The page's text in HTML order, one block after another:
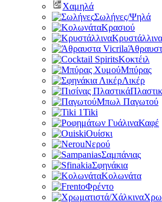
Χαμηλά
Σωλήνες/Ψηλά
Κρασιού
Κρυστάλλινα
Κοκτέιλ
Μπύρας
Λικέρ
Μπωλ Παγωτού
Tiki
Καφέ
Ουίσκι
Νερού
Σαμπάνιας
Σφηνάκια
Κολωνάτα
Φρέντο